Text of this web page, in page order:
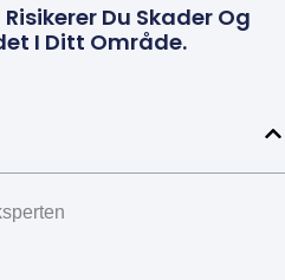
Du Skader Og
I Ditt Område.